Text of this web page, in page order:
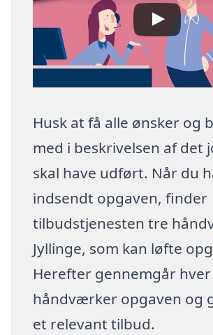
Husk at få alle ønsker og
med i beskrivelsen af det
skal have udført. Når du
indsendt opgaven, finder
tilbudstjenesten tre
Jyllinge, som kan løfte
Herefter gennemgår
håndværker opgaven og
et relevant tilbud.